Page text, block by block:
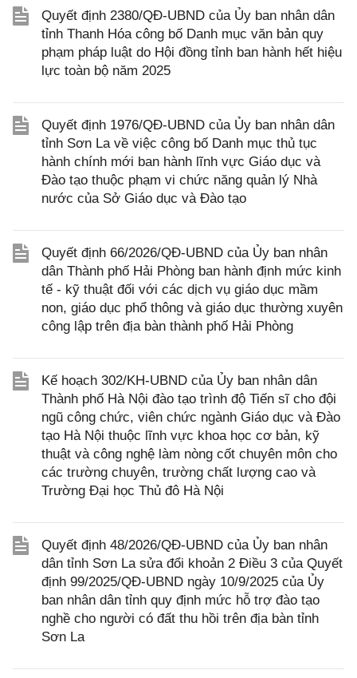
Quyết định 2380/QĐ-UBND của Ủy ban nhân dân
tỉnh Thanh Hóa công bố Danh mục văn bản quy
phạm pháp luật do Hội đồng tỉnh ban hành hết hiệu
lực toàn bộ năm 2025
Quyết định 1976/QĐ-UBND của Ủy ban nhân dân
tỉnh Sơn La về việc công bố Danh mục thủ tục
hành chính mới ban hành lĩnh vực Giáo dục và
Đào tạo thuộc phạm vi chức năng quản lý Nhà
nước của Sở Giáo dục và Đào tạo
Quyết định 66/2026/QĐ-UBND của Ủy ban nhân
dân Thành phố Hải Phòng ban hành định mức kinh
tế - kỹ thuật đối với các dịch vụ giáo dục mầm
non, giáo dục phổ thông và giáo dục thường xuyên
công lập trên địa bàn thành phố Hải Phòng
Kế hoạch 302/KH-UBND của Ủy ban nhân dân
Thành phố Hà Nội đào tạo trình độ Tiến sĩ cho đội
ngũ công chức, viên chức ngành Giáo dục và Đào
tạo Hà Nội thuộc lĩnh vực khoa học cơ bản, kỹ
thuật và công nghệ làm nòng cốt chuyên môn cho
các trường chuyên, trường chất lượng cao và
Trường Đại học Thủ đô Hà Nội
Quyết định 48/2026/QĐ-UBND của Ủy ban nhân
dân tỉnh Sơn La sửa đổi khoản 2 Điều 3 của Quyết
định 99/2025/QĐ-UBND ngày 10/9/2025 của Ủy
ban nhân dân tỉnh quy định mức hỗ trợ đào tạo
nghề cho người có đất thu hồi trên địa bàn tỉnh
Sơn La